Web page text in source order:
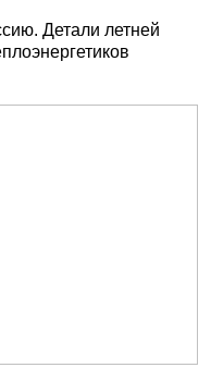
Детали летней